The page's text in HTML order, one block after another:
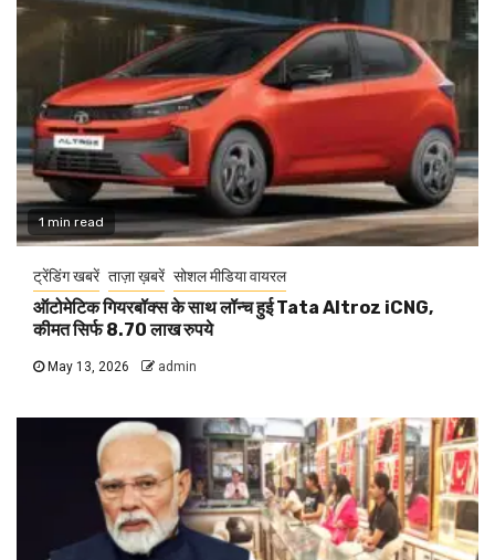
1 min read
ट्रेंडिंग खबरें ताज़ा ख़बरें सोशल मीडिया वायरल
ऑटोमेटिक गियरबॉक्स के साथ लॉन्च हुई Tata Altroz iCNG,
कीमत सिर्फ 8.70 लाख रुपये
May 13, 2026 admin